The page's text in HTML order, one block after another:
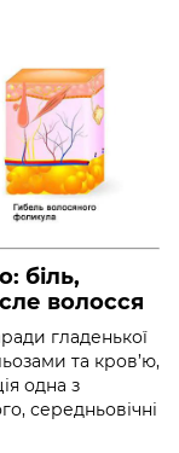
біль,
волосся
гладенької
та кров’ю,
одна з
середньовічні